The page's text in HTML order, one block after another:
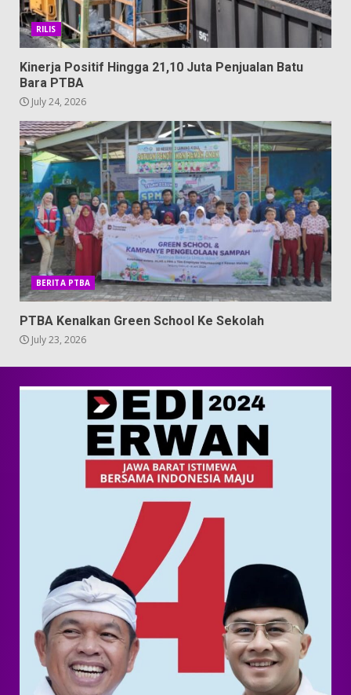
RILIS
Kinerja Positif Hingga 21,10 Juta Penjualan Batu
Bara PTBA
July 24, 2026
BERITA PTBA
PTBA Kenalkan Green School Ke Sekolah
July 23, 2026